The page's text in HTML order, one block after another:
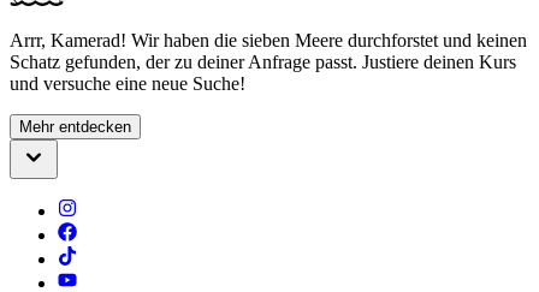
Arrr, Kamerad! Wir haben die sieben Meere durchforstet und keinen
Schatz gefunden, der zu deiner Anfrage passt. Justiere deinen Kurs
und versuche eine neue Suche!
Mehr entdecken